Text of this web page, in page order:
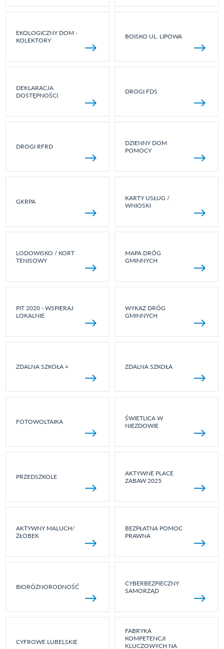
EKOLOGICZNY DOM -
KOLEKTORY
BOISKO UL. LIPOWA
DEKLARACJA
DOSTĘPNOŚCI
DROGI FDS
DROGI RFRD
DZIENNY DOM
POMOCY
GKRPA
KARTY USŁUG /
WNIOSKI
LODOWISKO / KORT
TENISOWY
MAPA DRÓG
GMINNYCH
PIT 2020 - WSPIERAJ
LOKALNIE
WYKAZ DRÓG
GMINNYCH
ZDALNA SZKOŁA + ZDALNA SZKOŁA
FOTOWOLTAIKA
ŚWIETLICA W
NIEZDOWIE
PRZEDSZKOLE
AKTYWNE PLACE
ZABAW 2025
AKTYWNY MALUCH/
ŻŁOBEK
BEZPŁATNA POMOC
PRAWNA
BIORÓŻNORODNOŚĆ
CYBERBEZPIECZNY
SAMORZĄD
CYFROWE LUBELSKIE
FABRYKA
KOMPETENCJI
KLUCZOWYCH NA